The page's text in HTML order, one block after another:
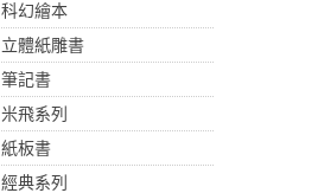
科幻繪本
立體紙雕書
筆記書
米飛系列
紙板書
經典系列